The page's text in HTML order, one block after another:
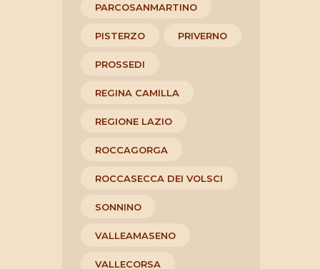
PARCOSANMARTINO
PISTERZO PRIVERNO
PROSSEDI
REGINA CAMILLA
REGIONE LAZIO
ROCCAGORGA
ROCCASECCA DEI VOLSCI
SONNINO
VALLEAMASENO
VALLECORSA